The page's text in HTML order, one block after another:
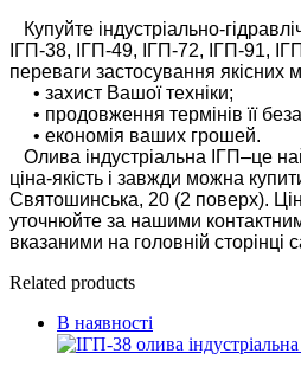
Купуйте індустріально-
ІГП-38, ІГП-49, ІГП-72, ІГП-91,
переваги застосування якісних
• захист Вашої техніки;
• продовження термінів її
• економія ваших грошей.
Олива індустріальна ІГП–це
ціна-якість і завжди можна
Святошинська, 20 (2 поверх).
уточнюйте за нашими
вказаними на головній сторінці
Related products
В наявності